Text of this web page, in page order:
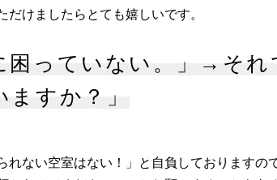
だけましたらとても嬉しいです。
困っていない。」→それ
すか？」
れない空室はない！」と自負しておりますの